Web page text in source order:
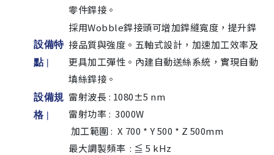
零件銲接。
設備特
點 |
採用Wobble銲接頭可增加銲縫寬度，提升銲
接品質與強度。五軸式設計，加速加工效率及
更具加工彈性。內建自動送絲系統，實現自動
填絲銲接。
設備規
格 |
雷射波長 : 1080±5 nm
雷射功率 : 3000W
加工範圍 : X 700 * Y 500 * Z 500mm
最大調製頻率 : ≦ 5 kHz